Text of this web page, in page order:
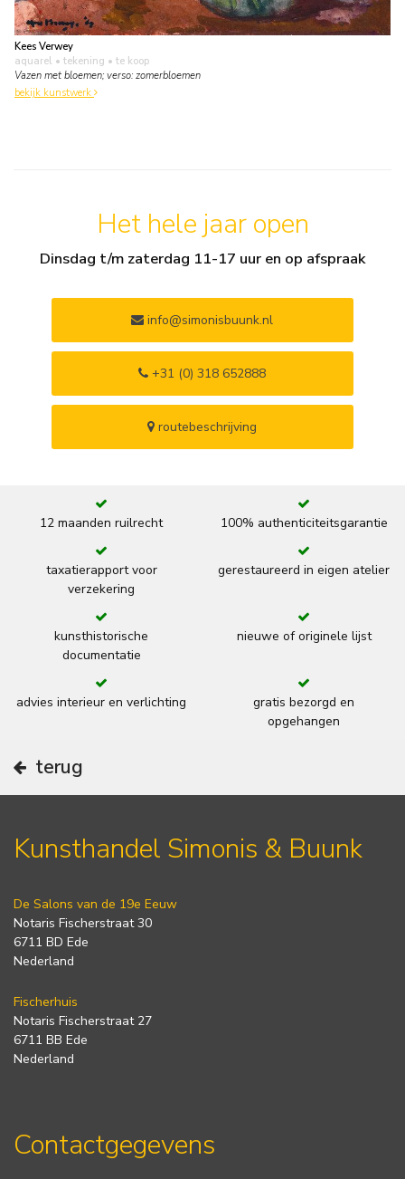
Kees Verwey
aquarel • tekening • te koop
Vazen met bloemen; verso: zomerbloemen
bekijk kunstwerk
Het hele jaar open
Dinsdag t/m zaterdag 11-17 uur en op afspraak
info@simonisbuunk.nl
+31 (0) 318 652888
routebeschrijving
12 maanden ruilrecht 100% authenticiteitsgarantie
taxatierapport voor
verzekering
gerestaureerd in eigen atelier
kunsthistorische
documentatie
nieuwe of originele lijst
advies interieur en verlichting
gratis bezorgd en
opgehangen
terug
Kunsthandel Simonis & Buunk
De Salons van de 19e Eeuw
Notaris Fischerstraat 30
6711 BD Ede
Nederland
Fischerhuis
Notaris Fischerstraat 27
6711 BB Ede
Nederland
Contactgegevens